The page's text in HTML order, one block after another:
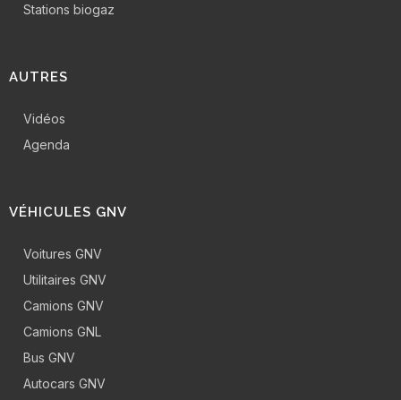
Stations biogaz
AUTRES
Vidéos
Agenda
VÉHICULES GNV
Voitures GNV
Utilitaires GNV
Camions GNV
Camions GNL
Bus GNV
Autocars GNV